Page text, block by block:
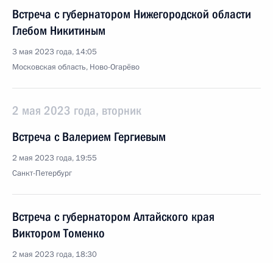
Встреча с губернатором Нижегородской области
Глебом Никитиным
3 мая 2023 года, 14:05
Московская область, Ново-Огарёво
2 мая 2023 года, вторник
Встреча с Валерием Гергиевым
2 мая 2023 года, 19:55
Санкт-Петербург
Встреча с губернатором Алтайского края
Виктором Томенко
2 мая 2023 года, 18:30